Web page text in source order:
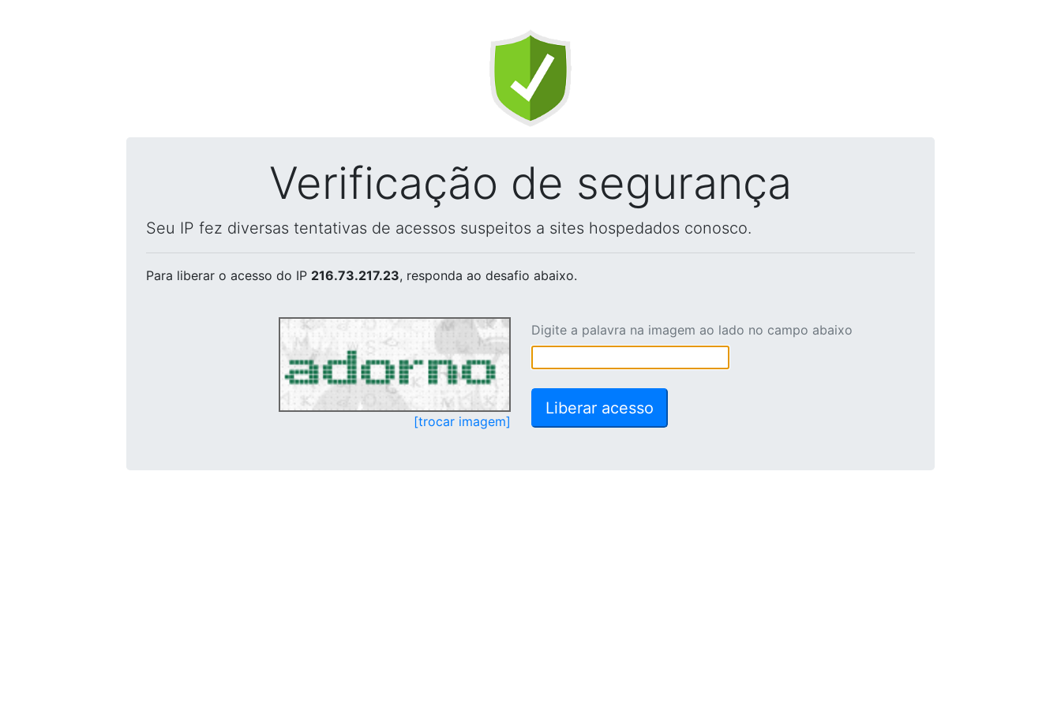
Verificação de segurança
Seu IP fez diversas tentativas de acessos suspeitos a sites hospedados conosco.
Para liberar o acesso do IP 216.73.217.23, responda ao desafio abaixo.
[trocar imagem]
Digite a palavra na imagem ao lado no campo abaixo